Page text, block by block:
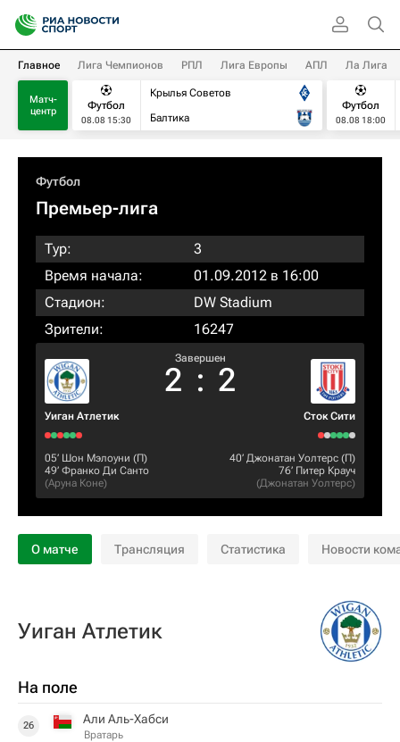
Главное Лига Чемпионов РПЛ Лига Европы АПЛ Ла Лига
Матч-
центр
Футбол
08.08 15:30
Крылья Советов
Балтика
Футбол
08.08 18:00
Футбол
Премьер-лига
Тур:
3
Время начала:
01.09.2012 в 16:00
Стадион:
DW Stadium
Зрители:
16247
Уиган Атлетик
Завершен
2 : 2
Сток Сити
05‎’‎ Шон Мэлоуни (П)
49‎’‎ Франко Ди Санто
(Аруна Коне)
40‎’‎ Джонатан Уолтерс (П)
76‎’‎ Питер Крауч
(Джонатан Уолтерс)
О матче Трансляция Статистика Новости
Уиган Атлетик
На поле
26 Али Аль-Хабси
Вратарь